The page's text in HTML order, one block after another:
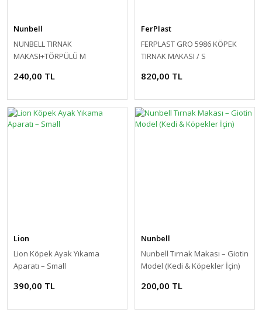
Nunbell
NUNBELL TIRNAK
MAKASI+TÖRPÜLÜ M
240,00 TL
FerPlast
FERPLAST GRO 5986 KÖPEK
TIRNAK MAKASI / S
820,00 TL
Lion
Lion Köpek Ayak Yıkama
Aparatı – Small
390,00 TL
Nunbell
Nunbell Tırnak Makası – Giotin
Model (Kedi & Köpekler İçin)
200,00 TL